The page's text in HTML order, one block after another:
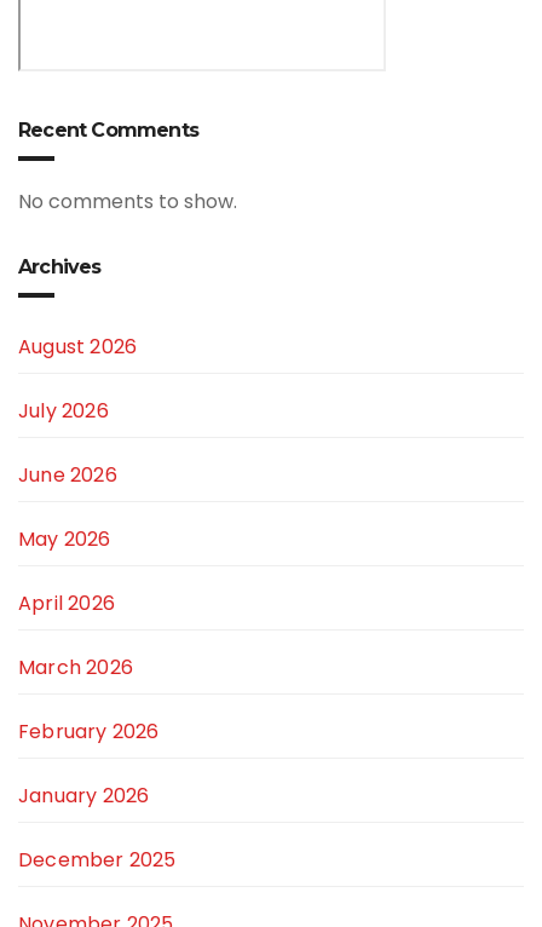
Recent Comments
No comments to show.
Archives
August 2026
July 2026
June 2026
May 2026
April 2026
March 2026
February 2026
January 2026
December 2025